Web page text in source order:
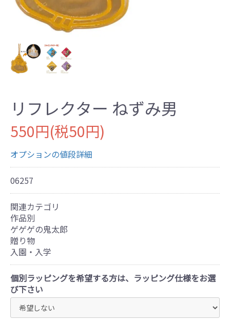
リフレクター ねずみ男
550円(税50円)
オプションの値段詳細
06257
関連カテゴリ
作品別
ゲゲゲの鬼太郎
贈り物
入園・入学
個別ラッピングを希望する方は、ラッピング仕様をお選
び下さい